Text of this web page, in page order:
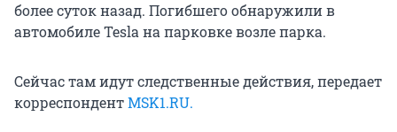
более суток назад. Погибшего обнаружили в
автомобиле Tesla на парковке возле парка.
Сейчас там идут следственные действия, передает
корреспондентMSK1.RU.